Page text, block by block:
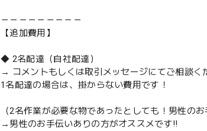
－－－－－－－－－
【追加費用】
◆ 2名配達（自社配達）
→ コメントもしくは取引メッセージにてご相談く
1名配達の場合は、掛からない費用です！
（2名作業が必要な物であったとしても！男性の
→男性のお手伝いありの方がオススメです‼️